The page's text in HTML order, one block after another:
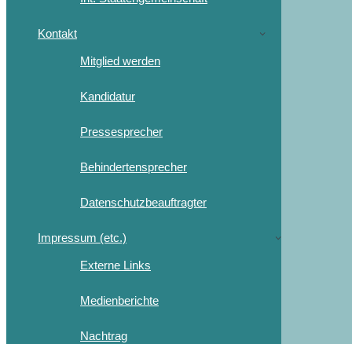
Kontakt
Mitglied werden
Kandidatur
Pressesprecher
Behindertensprecher
Datenschutzbeauftragter
Impressum (etc.)
Externe Links
Medienberichte
Nachtrag